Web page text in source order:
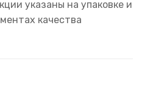
указаны на упаковке и
качества